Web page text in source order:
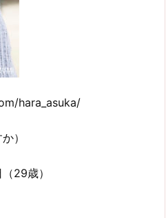
hara_asuka/
）
29歳）